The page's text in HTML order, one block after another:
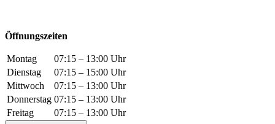
Öffnungszeiten
Montag
07:15 – 13:00 Uhr
Dienstag
07:15 – 15:00 Uhr
Mittwoch
07:15 – 13:00 Uhr
Donnerstag 07:15 – 13:00 Uhr
Freitag
07:15 – 13:00 Uhr